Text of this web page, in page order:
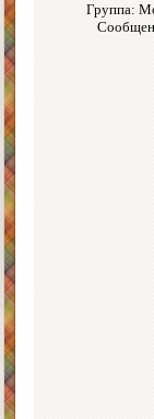
Группа: